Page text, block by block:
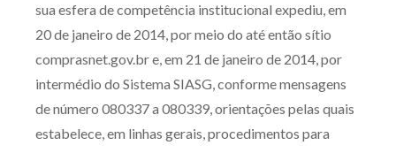
sua esfera de competência institucional expediu, em
20 de janeiro de 2014, por meio do até então sítio
comprasnet.gov.br e, em 21 de janeiro de 2014, por
intermédio do Sistema SIASG, conforme mensagens
de número 080337 a 080339, orientações pelas quais
estabelece, em linhas gerais, procedimentos para